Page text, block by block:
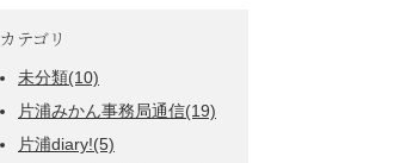
カテゴリ
未分類(10)
片浦みかん事務局通信(19)
片浦diary!(5)